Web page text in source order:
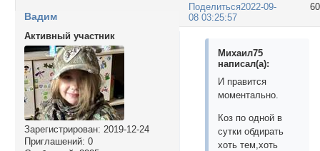
Поделиться2022-09-
08 03:25:57
Вадим
Активный участник
Зарегистрирован: 2019-12-24
Приглашений: 0
Михаил75
написал(а):
И правится
моментально.
Коз по одной в
сутки обдирать
хоть тем,хоть